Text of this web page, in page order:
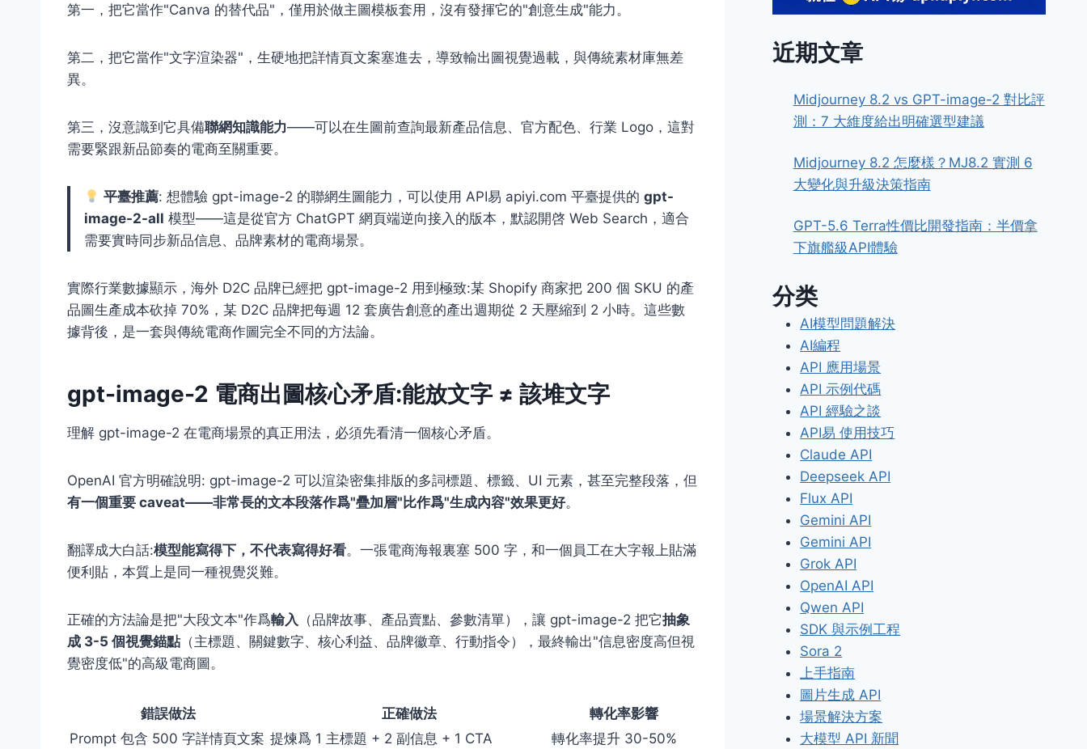
第一，把它當作"Canva 的替代品"，僅用於做主圖模板套用，沒有發揮它的"創意生成"能力。
第二，把它當作"文字渲染器"，生硬地把詳情頁文案塞進去，導致輸出圖視覺過載，與傳統素材庫無差
異。
第三，沒意識到它具備聯網知識能力——可以在生圖前查詢最新產品信息、官方配色、行業 Logo，這對
需要緊跟新品節奏的電商至關重要。
平臺推薦: 想體驗 gpt-image-2 的聯網生圖能力，可以使用 API易 apiyi.com 平臺提供的gpt-
image-2-all 模型——這是從官方 ChatGPT 網頁端逆向接入的版本，默認開啓 Web Search，適合
需要實時同步新品信息、品牌素材的電商場景。
實際行業數據顯示，海外 D2C 品牌已經把 gpt-image-2 用到極致:某 Shopify 商家把 200 個 SKU 的產
品圖生產成本砍掉 70%，某 D2C 品牌把每週 12 套廣告創意的產出週期從 2 天壓縮到 2 小時。這些數
據背後，是一套與傳統電商作圖完全不同的方法論。
gpt-image-2 電商出圖核心矛盾:能放文字 ≠ 該堆文字
理解 gpt-image-2 在電商場景的真正用法，必須先看清一個核心矛盾。
OpenAI 官方明確說明: gpt-image-2 可以渲染密集排版的多詞標題、標籤、UI 元素，甚至完整段落，但
有一個重要 caveat——非常長的文本段落作爲"疊加層"比作爲"生成內容"效果更好。
翻譯成大白話:模型能寫得下，不代表寫得好看。一張電商海報裏塞 500 字，和一個員工在大字報上貼滿
便利貼，本質上是同一種視覺災難。
正確的方法論是把"大段文本"作爲輸入 （品牌故事、產品賣點、參數清單），讓 gpt-image-2 把它抽象
成 3-5 個視覺錨點 （主標題、關鍵數字、核心利益、品牌徽章、行動指令），最終輸出"信息密度高但視
覺密度低"的高級電商圖。
錯誤做法 正確做法
轉化率影響
Prompt 包含 500 字詳情頁文案 提煉爲 1 主標題 + 2 副信息 + 1 CTA
轉化率提升 30-50%
近期文章
Midjourney 8.2 vs GPT-image-2 對比評
測：7 大維度給出明確選型建議
Midjourney 8.2 怎麼樣？MJ8.2 實測 6
大變化與升級決策指南
GPT-5.6 Terra性價比開發指南：半價拿
下旗艦級API體驗
分类
AI模型問題解決
AI編程
API 應用場景
API 示例代碼
API 經驗之談
API易 使用技巧
Claude API
Deepseek API
Flux API
Gemini API
Gemini API
Grok API
OpenAI API
Qwen API
SDK 與示例工程
Sora 2
上手指南
圖片生成 API
場景解決方案
大模型 API 新聞